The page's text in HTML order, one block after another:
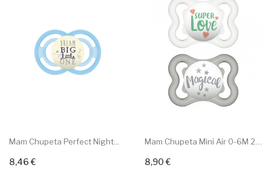
Mam Chupeta Perfect Night...
8,46 €Adicionar ao carrinho 8,90 €Adicionar ao carrinho